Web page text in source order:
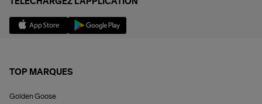
TOP MARQUES
Golden Goose